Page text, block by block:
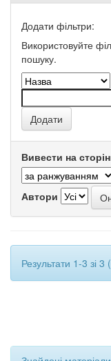
Додати фільтри:
Використовуйте
пошуку.
Вивести на
Автори
Результати 1-3 зі